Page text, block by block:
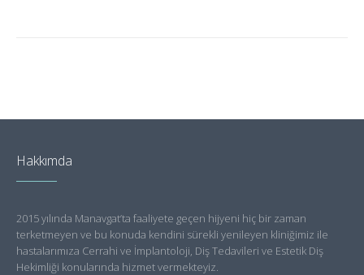
Hakkımda
2015 yılında Manavgat’ta faaliyete geçen hijyeni hiç bir zaman
terketmeyen ve bu konuda kendini sürekli yenileyen kliniğimiz ile
hastalarımıza Cerrahi ve İmplantoloji, Diş Tedavileri ve Estetik Diş
Hekimliği konularında hizmet vermekteyiz.